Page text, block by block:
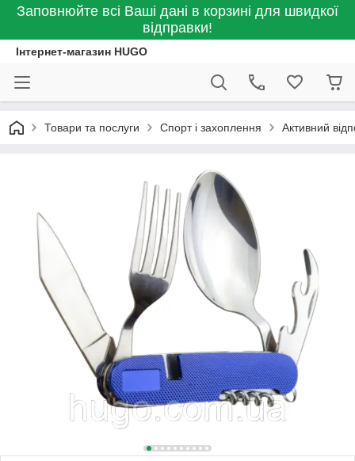
Заповнюйте всі Ваші дані в корзині для швидкої
відправки!
Інтернет-магазин HUGO
Товари та послуги Спорт і захоплення Активний